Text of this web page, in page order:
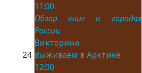
24
11:00
Обзор книг о городах
России
Викторина
Выживаем в Арктике
12:00